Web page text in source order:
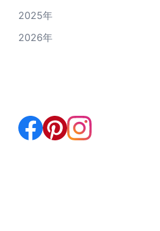
2025年
2026年